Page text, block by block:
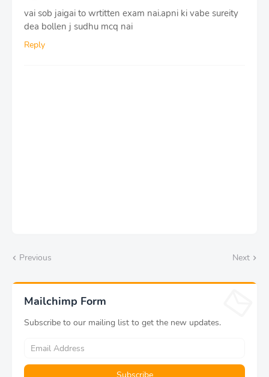
vai sob jaigai to wrtitten exam nai.apni ki vabe sureity
dea bollen j sudhu mcq nai
Reply
Previous Next
Mailchimp Form
Subscribe to our mailing list to get the new updates.